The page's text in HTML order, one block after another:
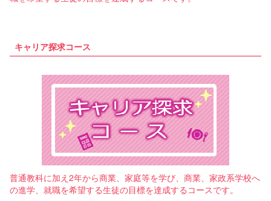
キャリア探求コース
普通教科に加え2年から商業、家庭等を学び、商業、家政系学校へ
の進学、就職を希望する生徒の目標を達成するコースです。